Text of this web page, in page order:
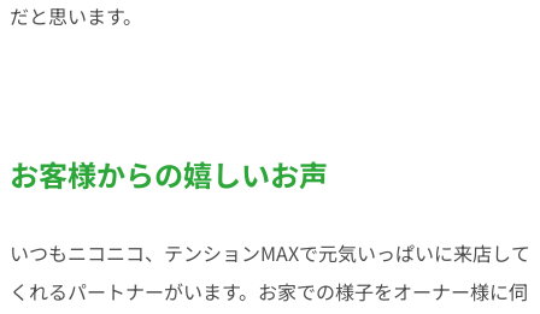
だと思います。
お客様からの嬉しいお声
いつもニコニコ、テンションMAXで元気いっぱいに来店して
くれるパートナーがいます。お家での様子をオーナー様に伺